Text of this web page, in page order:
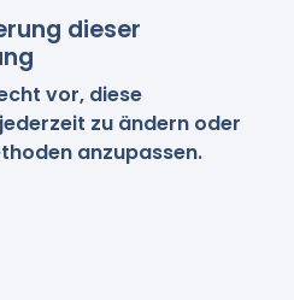
dieser
vor, diese
zu ändern oder
anzupassen.